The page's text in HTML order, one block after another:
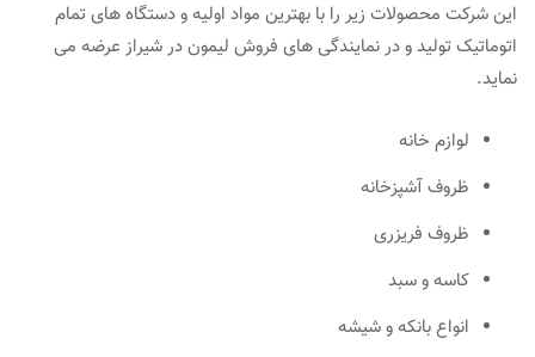
این شرکت محصولات زیر را با بهترین مواد اولیه و دستگاه های تمام
اتوماتیک تولید و در نمایندگی های فروش لیمون در شیراز عرضه می
نماید.
لوازم خانه
ظروف آشپزخانه
ظروف فریزری
کاسه و سبد
انواع بانکه و شیشه